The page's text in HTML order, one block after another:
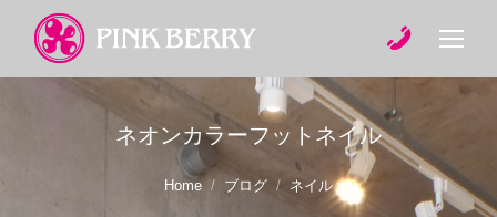
ネオンカラーフットネイル
Home ブログ ネイル